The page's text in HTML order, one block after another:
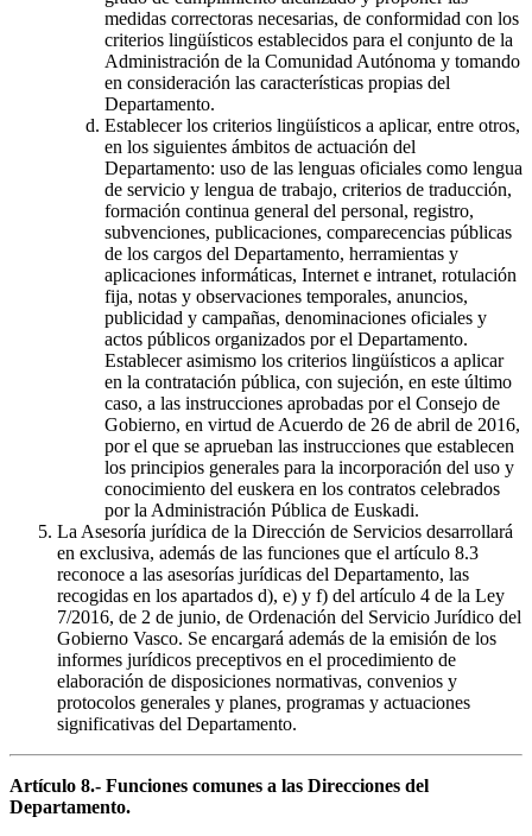
medidas correctoras necesarias, de conformidad con los
criterios lingüísticos establecidos para el conjunto de la
Administración de la Comunidad Autónoma y tomando
en consideración las características propias del
Departamento.
Establecer los criterios lingüísticos a aplicar, entre otros,
en los siguientes ámbitos de actuación del
Departamento: uso de las lenguas oficiales como lengua
de servicio y lengua de trabajo, criterios de traducción,
formación continua general del personal, registro,
subvenciones, publicaciones, comparecencias públicas
de los cargos del Departamento, herramientas y
aplicaciones informáticas, Internet e intranet, rotulación
fija, notas y observaciones temporales, anuncios,
publicidad y campañas, denominaciones oficiales y
actos públicos organizados por el Departamento.
Establecer asimismo los criterios lingüísticos a aplicar
en la contratación pública, con sujeción, en este último
caso, a las instrucciones aprobadas por el Consejo de
Gobierno, en virtud de Acuerdo de 26 de abril de 2016,
por el que se aprueban las instrucciones que establecen
los principios generales para la incorporación del uso y
conocimiento del euskera en los contratos celebrados
por la Administración Pública de Euskadi.
La Asesoría jurídica de la Dirección de Servicios desarrollará
en exclusiva, además de las funciones que el artículo 8.3
reconoce a las asesorías jurídicas del Departamento, las
recogidas en los apartados d), e) y f) del artículo 4 de la Ley
7/2016, de 2 de junio, de Ordenación del Servicio Jurídico del
Gobierno Vasco. Se encargará además de la emisión de los
informes jurídicos preceptivos en el procedimiento de
elaboración de disposiciones normativas, convenios y
protocolos generales y planes, programas y actuaciones
significativas del Departamento.
Artículo 8.- Funciones comunes a las Direcciones del
Departamento.